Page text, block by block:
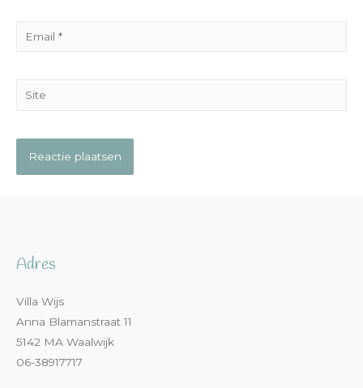
Adres
Villa Wijs
Anna Blamanstraat 11
5142 MA Waalwijk
06-38917717